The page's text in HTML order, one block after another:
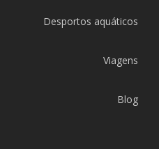
Desportos aquáticos
Viagens
Blog